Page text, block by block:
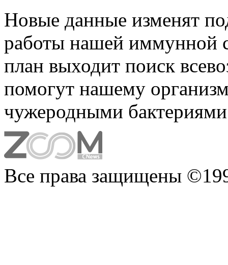
Новые данные изменят
работы нашей иммунной
план выходит поиск
помогут нашему
чужеродными
Все права защищены